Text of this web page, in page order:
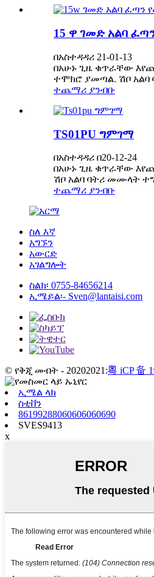
15 ዋ ገመድ አልባ
በአስተዳዳሪ 21-01-13
በአሁኑ ጊዜ ቁጥራቸው
ተሞክሮ ያመጣል. ሽቦ አልባ
ተጨማሪ ያንብቡ
TS01PU ግምገማ
በአስተዳዳሪ በ20-12-24
በአሁኑ ጊዜ ቁጥራቸው
ሽቦ አልባ ባትሪ መሙላት
ተጨማሪ ያንብቡ
ስለ እኛ
አግኙን
አውርድ
አገልግሎት
ስልክ፡ 0755-84656214
ኢሜይል፡- Sven@lantaisi.com
© የቅጂ መብት - 20202021:粤 iCP 备
ኢሜል ላክ
ስቲቨን
86199288060606060690
SVES9413
x